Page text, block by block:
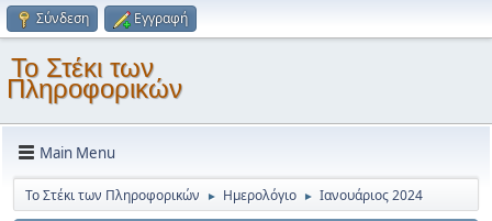
Σύνδεση Εγγραφή
Το Στέκι των
Πληροφορικών
Main Menu
Το Στέκι των Πληροφορικών ► Ημερολόγιο ► Ιανουάριος 2024